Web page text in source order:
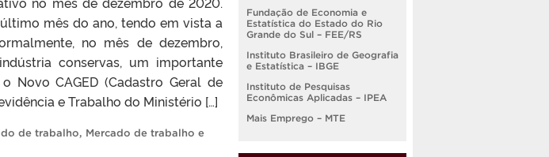
mês do ano, tendo em vista a
no mês de dezembro,
conservas, um importante
Novo CAGED (Cadastro Geral de
e Trabalho do Ministério […]
de trabalho, Mercado de trabalho e
Fundação de Economia e
Estatística do Estado do Rio
Grande do Sul – FEE/RS
Instituto Brasileiro de Geografia
e Estatística – IBGE
Instituto de Pesquisas
Econômicas Aplicadas – IPEA
Mais Emprego – MTE